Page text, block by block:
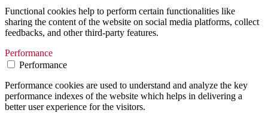
Functional cookies help to perform certain functionalities like
sharing the content of the website on social media platforms, collect
feedbacks, and other third-party features.
Performance
Performance
Performance cookies are used to understand and analyze the key
performance indexes of the website which helps in delivering a
better user experience for the visitors.